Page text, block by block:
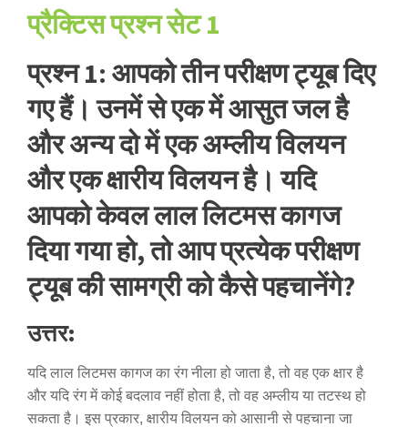
प्रैक्टिस प्रश्न सेट 1
प्रश्न 1: आपको तीन परीक्षण ट्यूब दिए
गए हैं। उनमें से एक में आसुत जल है
और अन्य दो में एक अम्लीय विलयन
और एक क्षारीय विलयन है। यदि
आपको केवल लाल लिटमस कागज
दिया गया हो, तो आप प्रत्येक परीक्षण
ट्यूब की सामग्री को कैसे पहचानेंगे?
उत्तर:
यदि लाल लिटमस कागज का रंग नीला हो जाता है, तो वह एक क्षार है
और यदि रंग में कोई बदलाव नहीं होता है, तो वह अम्लीय या तटस्थ हो
सकता है। इस प्रकार, क्षारीय विलयन को आसानी से पहचाना जा